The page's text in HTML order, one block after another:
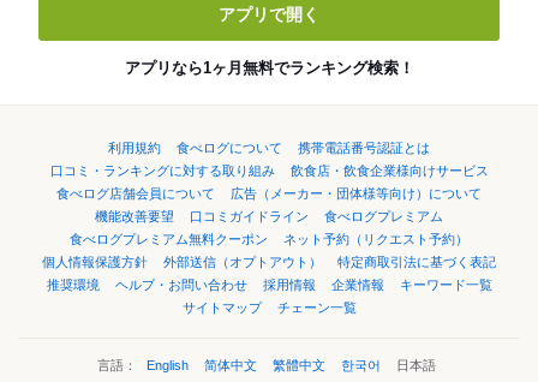
アプリで開く
アプリなら1ヶ月無料でランキング検索！
利用規約 食べログについて
携帯電話番号認証とは
口コミ・ランキングに対する取り組み
飲食店・飲食企業様向けサービス
食べログ店舗会員について
広告（メーカー・団体様等向け）について
機能改善要望
口コミガイドライン
食べログプレミアム
食べログプレミアム無料クーポン
ネット予約（リクエスト予約）
個人情報保護方針
外部送信（オプトアウト）
特定商取引法に基づく表記
推奨環境
ヘルプ・お問い合わせ 採用情報 企業情報
キーワード一覧
サイトマップ
チェーン一覧
言語： English 简体中文 繁體中文 한국어 日本語